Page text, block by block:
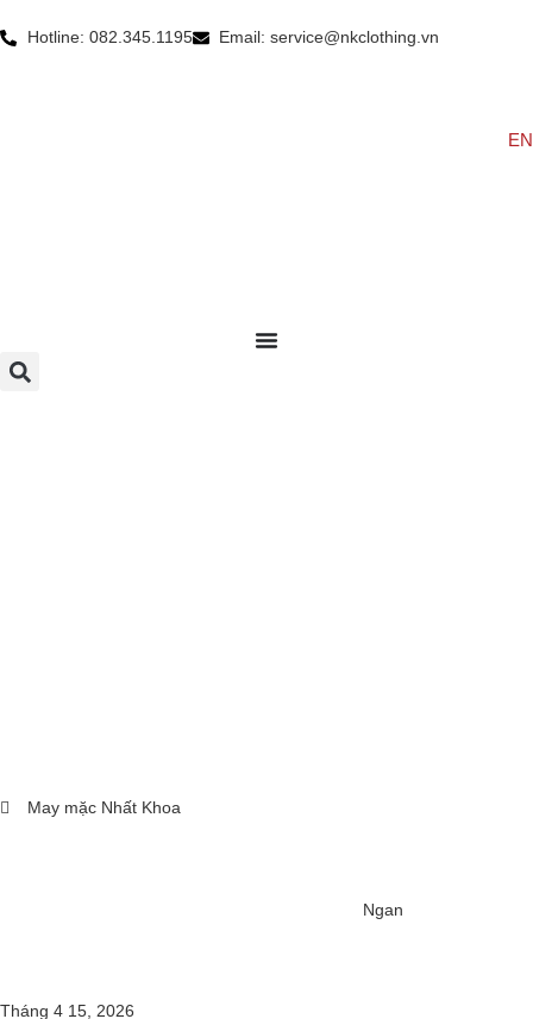
Hotline: 082.345.1195 Email: service@nkclothing.vn
EN
May mặc Nhất Khoa
Ngan
Tháng 4 15, 2026